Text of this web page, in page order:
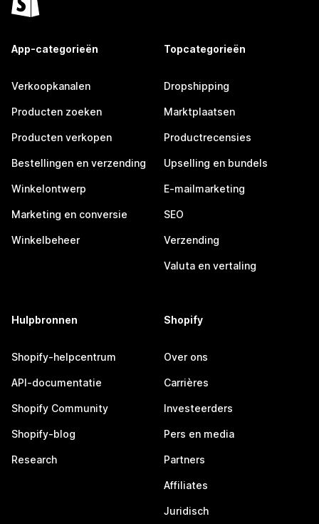
App-categorieën
Verkoopkanalen
Producten zoeken
Producten verkopen
Bestellingen en verzending
Winkelontwerp
Marketing en conversie
Winkelbeheer
Topcategorieën
Dropshipping
Marktplaatsen
Productrecensies
Upselling en bundels
E-mailmarketing
SEO
Verzending
Valuta en vertaling
Hulpbronnen
Shopify-helpcentrum
API-documentatie
Shopify Community
Shopify-blog
Research
Shopify
Over ons
Carrières
Investeerders
Pers en media
Partners
Affiliates
Juridisch